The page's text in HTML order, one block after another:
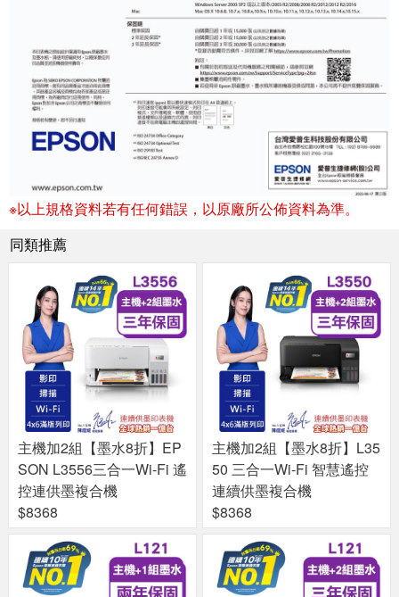
※以上規格資料若有任何錯誤，以原廠所公佈資料為準。
同類推薦
主機加2組【墨水8折】EP
SON L3556三合一Wi-Fi 遙
控連供墨複合機
$8368
主機加2組【墨水8折】L35
50 三合一Wi-Fi 智慧遙控
連續供墨複合機
$8368